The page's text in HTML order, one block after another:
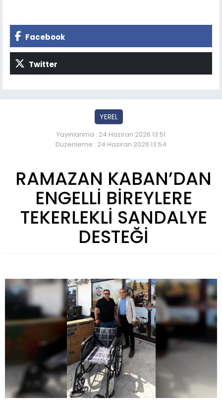
Facebook
Twitter
YEREL
Yayınlanma : 24 Haziran 2026 13:51
Düzenleme : 24 Haziran 2026 13:54
RAMAZAN KABAN’DAN
ENGELLİ BİREYLERE
TEKERLEKLİ SANDALYE
DESTEĞİ